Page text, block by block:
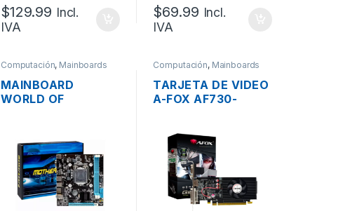
$129.99 Incl.
IVA
$69.99 Incl.
IVA
Computación, Mainboards
MAINBOARD
WORLD OF
S1150, 4TA, DDR3,
VIDEO VGA, HDMI,
1XPCI, 1XPCI-E,
USB3.0
Computación, Mainboards
TARJETA DE VIDEO
A-FOX AF730-
DDR3, NVIDIA, VGA,
HDMI, DVI